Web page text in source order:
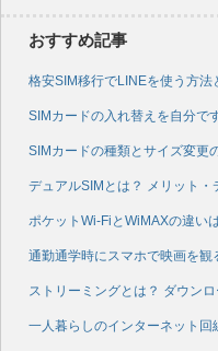
おすすめ記事
格安SIM移行でLINEを使う方法
SIMカードの入れ替えを自分で
SIMカードの種類とサイズ変更
デュアルSIMとは？ メリット
ポケットWi-FiとWiMAXの違い
通勤通学時にスマホで映画を観
ストリーミングとは？ ダウン
一人暮らしのインターネット回